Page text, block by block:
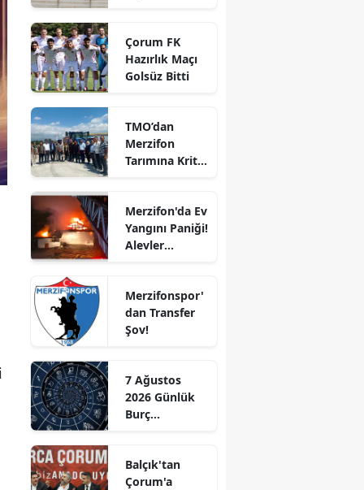
Çorum
Denizli
Edirne
Erzincan
Erzurum
Gaziantep
Gümüşhane
Hakkari
Isparta
Ziyaret
Çorum FK
Hazırlık Maçı
Golsüz Bitti
TMO’dan
Merzifon
Tarımına Kritik
Merzifon'da Ev
Yangını Paniği!
Alevler
Alındı
Merzifonspor'
dan Transfer
Şov!
7 Ağustos
2026 Günlük
Burç
Sürprizler,
Parada Yeni
Balçık'tan
Çorum'a